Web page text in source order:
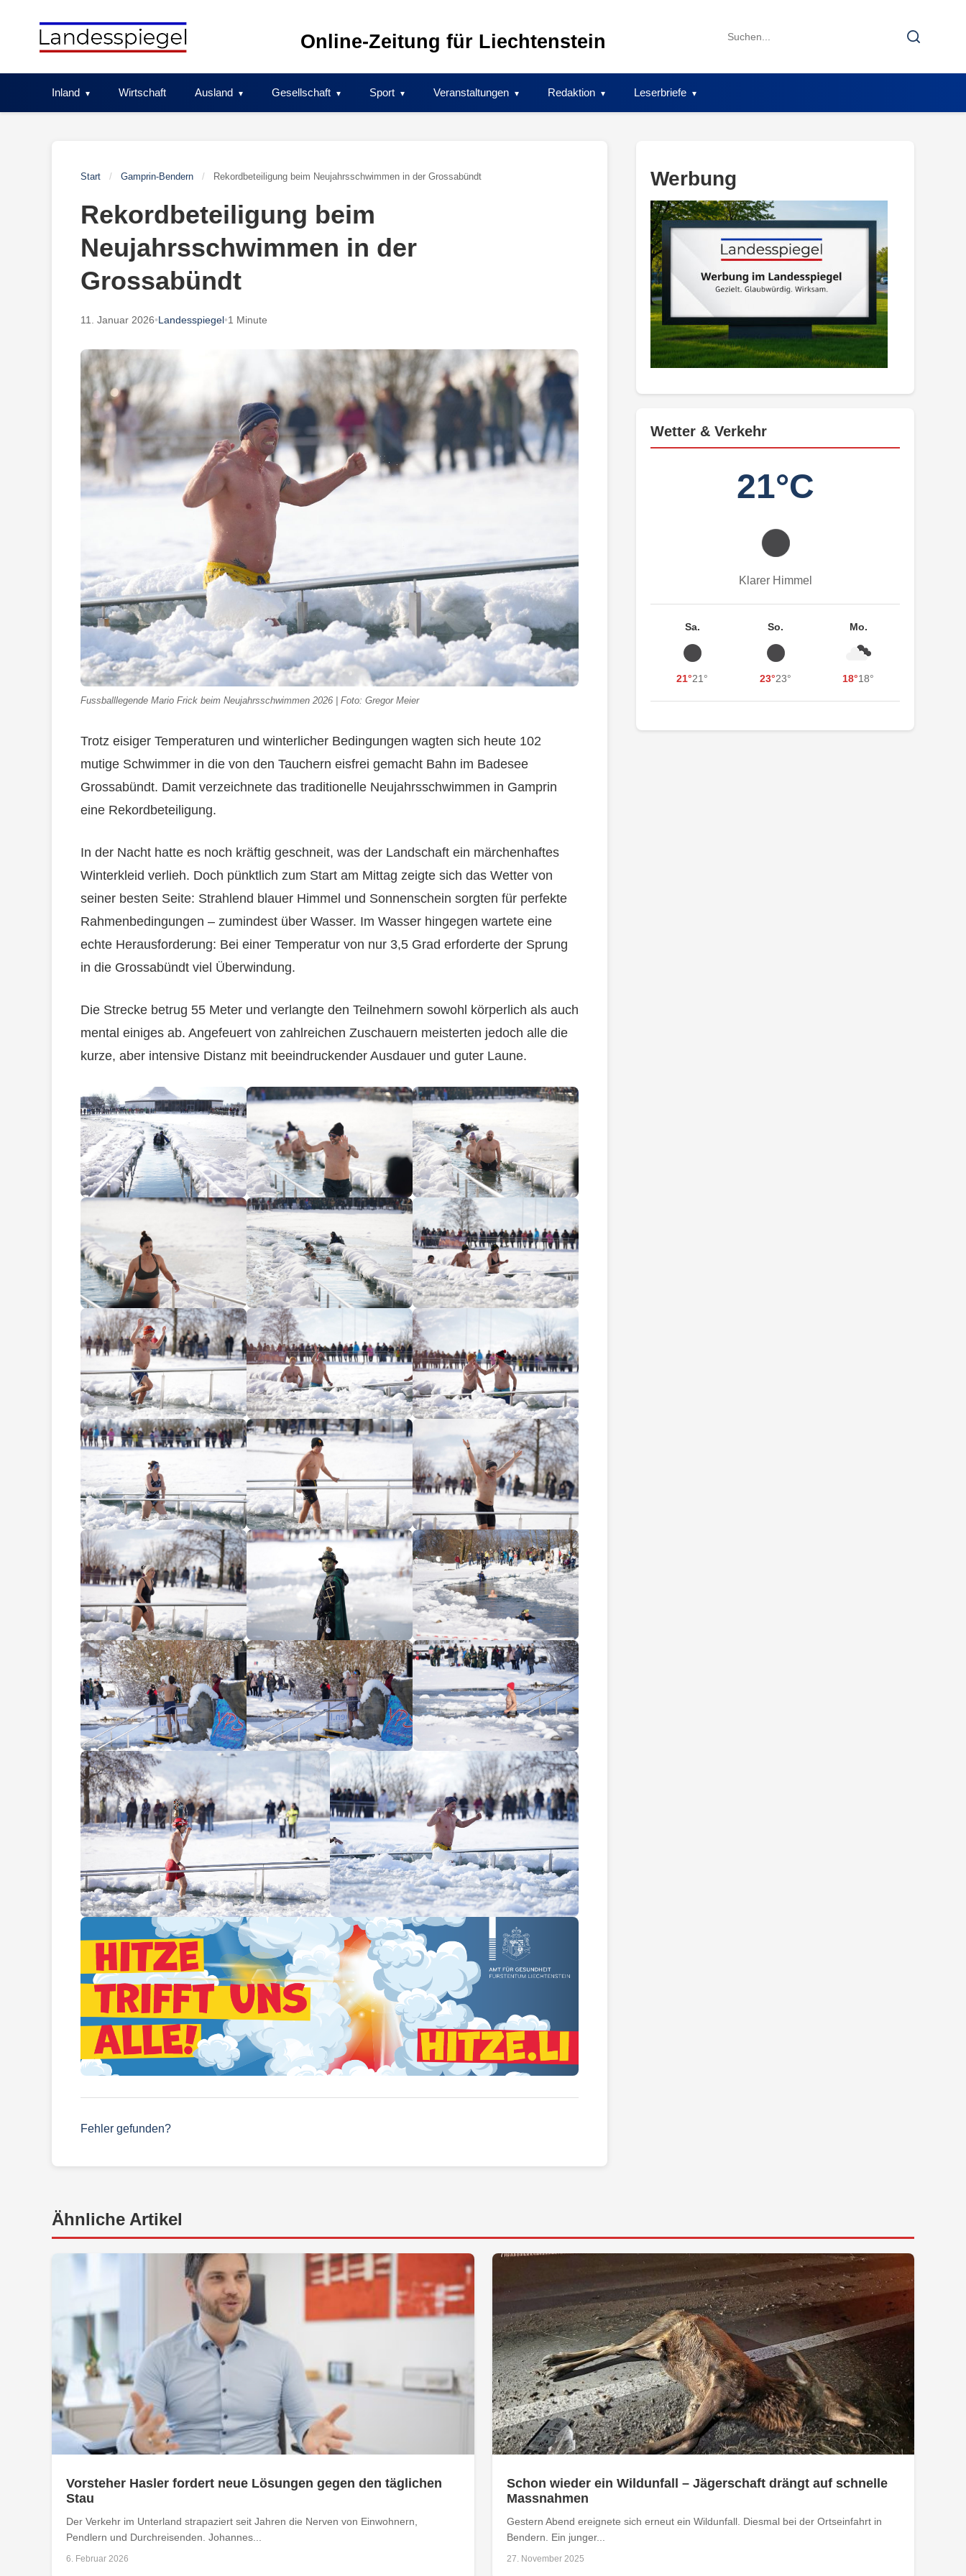
Online-Zeitung für Liechtenstein
Search
Search
Inland Wirtschaft Ausland Gesellschaft Sport Veranstaltungen Redaktion Leserbriefe
Start / Gamprin-Bendern / Rekordbeteiligung beim Neujahrsschwimmen in der Grossabündt
Rekordbeteiligung beim
Neujahrsschwimmen in der
Grossabündt
11. Januar 2026•Landesspiegel•1 Minute
Fussballlegende Mario Frick beim Neujahrsschwimmen 2026 | Foto: Gregor Meier
Trotz eisiger Temperaturen und winterlicher Bedingungen wagten sich heute 102
mutige Schwimmer in die von den Tauchern eisfrei gemacht Bahn im Badesee
Grossabündt. Damit verzeichnete das traditionelle Neujahrsschwimmen in Gamprin
eine Rekordbeteiligung.
In der Nacht hatte es noch kräftig geschneit, was der Landschaft ein märchenhaftes
Winterkleid verlieh. Doch pünktlich zum Start am Mittag zeigte sich das Wetter von
seiner besten Seite: Strahlend blauer Himmel und Sonnenschein sorgten für perfekte
Rahmenbedingungen – zumindest über Wasser. Im Wasser hingegen wartete eine
echte Herausforderung: Bei einer Temperatur von nur 3,5 Grad erforderte der Sprung
in die Grossabündt viel Überwindung.
Die Strecke betrug 55 Meter und verlangte den Teilnehmern sowohl körperlich als auch
mental einiges ab. Angefeuert von zahlreichen Zuschauern meisterten jedoch alle die
kurze, aber intensive Distanz mit beeindruckender Ausdauer und guter Laune.
Fehler gefunden?
Werbung
Wetter & Verkehr
21°C
Klarer Himmel
Sa.
21°21°
So.
23°23°
Mo.
18°18°
Ähnliche Artikel
Vorsteher Hasler fordert neue Lösungen gegen den täglichen
Stau
Der Verkehr im Unterland strapaziert seit Jahren die Nerven von Einwohnern,
Pendlern und Durchreisenden. Johannes...
6. Februar 2026
Schon wieder ein Wildunfall – Jägerschaft drängt auf schnelle
Massnahmen
Gestern Abend ereignete sich erneut ein Wildunfall. Diesmal bei der Ortseinfahrt in
Bendern. Ein junger...
27. November 2025